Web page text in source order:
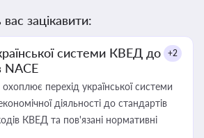
зацікавити:
системи КВЕД до
NACE
+2
перехід української системи
діяльності до стандартів
КВЕД та пов'язані нормативні